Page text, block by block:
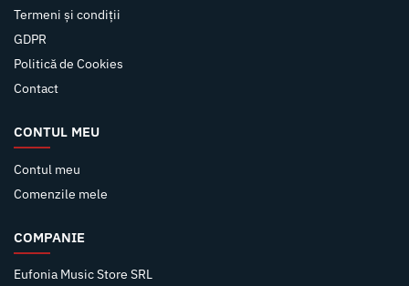
Termeni și condiții
GDPR
Politică de Cookies
Contact
CONTUL MEU
Contul meu
Comenzile mele
COMPANIE
Eufonia Music Store SRL